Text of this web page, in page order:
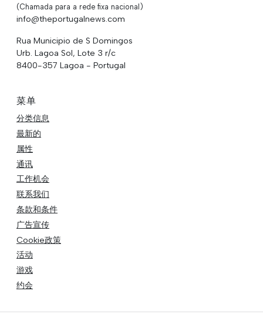
(Chamada para a rede fixa nacional)
info@theportugalnews.com
Rua Municipio de S Domingos
Urb. Lagoa Sol, Lote 3 r/c
8400-357 Lagoa - Portugal
菜单
分类信息
最新的
属性
通讯
工作机会
联系我们
条款和条件
广告宣传
Cookie政策
活动
游戏
约会